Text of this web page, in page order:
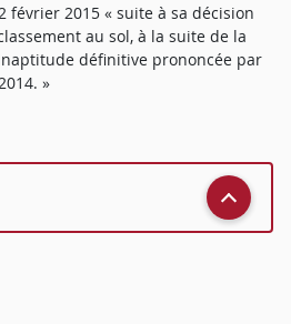
février 2015 « suite à sa décision
au sol, à la suite de la
définitive prononcée par
»